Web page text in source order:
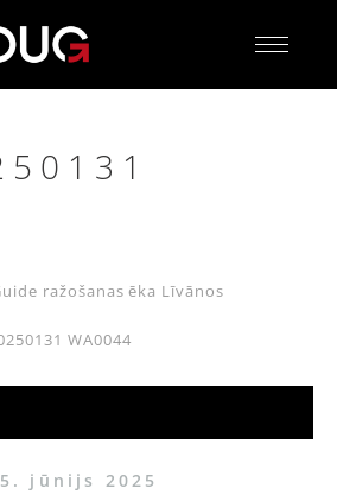
ražošanas ēka Līvānos
WA0044
jūnijs 2025